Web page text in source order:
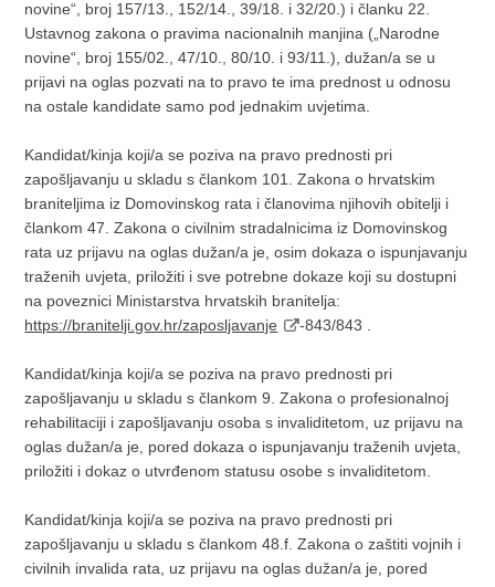
novine“, broj 157/13., 152/14., 39/18. i 32/20.) i članku 22.
Ustavnog zakona o pravima nacionalnih manjina („Narodne
novine“, broj 155/02., 47/10., 80/10. i 93/11.), dužan/a se u
prijavi na oglas pozvati na to pravo te ima prednost u odnosu
na ostale kandidate samo pod jednakim uvjetima.
Kandidat/kinja koji/a se poziva na pravo prednosti pri
zapošljavanju u skladu s člankom 101. Zakona o hrvatskim
braniteljima iz Domovinskog rata i članovima njihovih obitelji i
člankom 47. Zakona o civilnim stradalnicima iz Domovinskog
rata uz prijavu na oglas dužan/a je, osim dokaza o ispunjavanju
traženih uvjeta, priložiti i sve potrebne dokaze koji su dostupni
na poveznici Ministarstva hrvatskih branitelja:
https://branitelji.gov.hr/zaposljavanje
-843/843 .
Kandidat/kinja koji/a se poziva na pravo prednosti pri
zapošljavanju u skladu s člankom 9. Zakona o profesionalnoj
rehabilitaciji i zapošljavanju osoba s invaliditetom, uz prijavu na
oglas dužan/a je, pored dokaza o ispunjavanju traženih uvjeta,
priložiti i dokaz o utvrđenom statusu osobe s invaliditetom.
Kandidat/kinja koji/a se poziva na pravo prednosti pri
zapošljavanju u skladu s člankom 48.f. Zakona o zaštiti vojnih i
civilnih invalida rata, uz prijavu na oglas dužan/a je, pored